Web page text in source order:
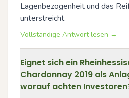
Lagenbezogenheit und das
unterstreicht.
Vollständige Antwort lesen →
Eignet sich ein
Chardonnay 2019 als
worauf achten